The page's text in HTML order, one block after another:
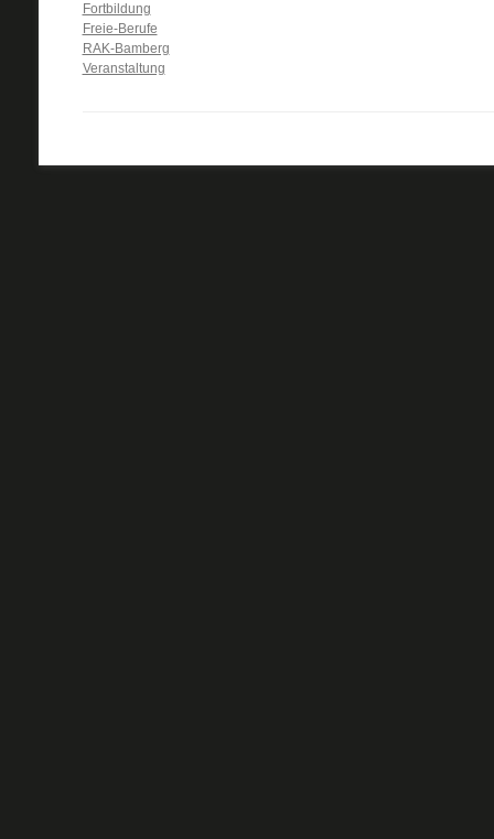
Fortbildung
Freie-Berufe
RAK-Bamberg
Veranstaltung